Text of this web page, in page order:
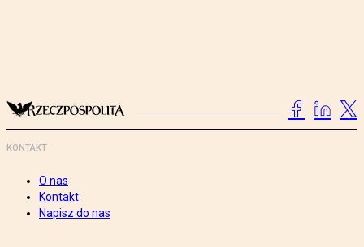
KONTAKT
O nas
Kontakt
Napisz do nas